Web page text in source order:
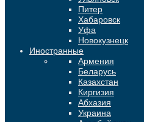
Питер
Хабаровск
Уфа
Новокузнецк
Иностранные
Армения
Беларусь
Казахстан
Киргизия
Абхазия
Украина